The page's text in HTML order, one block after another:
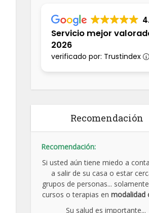
Servicio mejor
2026
verificado por: Trustindex
Recomendación
Recomendación:
Si usted aún tiene miedo a
a salir de su casa o estar
grupos de personas...
cursos o terapias en modalidad
Su salud es importante...